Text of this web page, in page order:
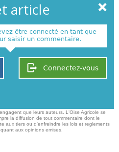
article
être connecté en tant que
saisir un commentaire.
Connectez-vous
que leurs auteurs. L'Oise Agricole se
la diffusion de tout commentaire dont le
aux tiers ou d'enfreindre les lois et reglements
aux opinions emises,